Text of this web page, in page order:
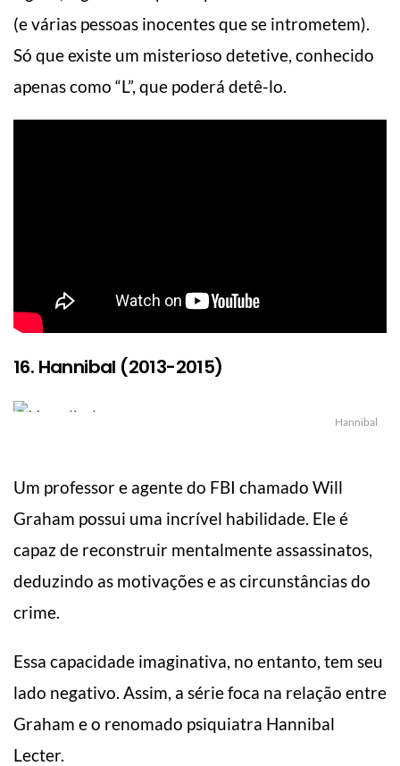
(e várias pessoas inocentes que se intrometem).
Só que existe um misterioso detetive, conhecido
apenas como “L”, que poderá detê-lo.
16. Hannibal (2013-2015)
Hannibal
Um professor e agente do FBI chamado Will
Graham possui uma incrível habilidade. Ele é
capaz de reconstruir mentalmente assassinatos,
deduzindo as motivações e as circunstâncias do
crime.
Essa capacidade imaginativa, no entanto, tem seu
lado negativo. Assim, a série foca na relação entre
Graham e o renomado psiquiatra Hannibal
Lecter.